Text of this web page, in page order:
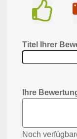
Titel Ihrer
Ihre
Noch